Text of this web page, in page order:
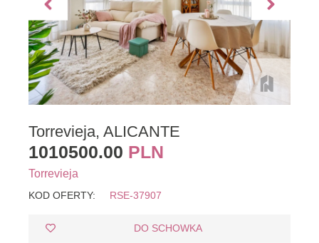
Torrevieja, ALICANTE
1010500.00 PLN
Torrevieja
KOD OFERTY: RSE-37907
DO SCHOWKA